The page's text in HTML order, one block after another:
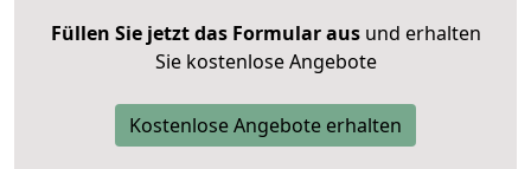
Füllen Sie jetzt das Formular ausund erhalten
Sie kostenlose Angebote
Kostenlose Angebote erhalten